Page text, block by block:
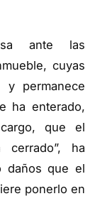
ante las
cuyas
permanece
ha enterado,
que el
ha
daños que el
ponerlo en